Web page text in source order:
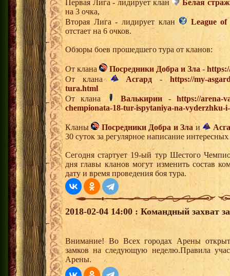
Первая Лига - лидирует клан
Белая
на 3 очка,
Вторая Лига - лидирует клан
League of
отстает на 6 очков.
Обзоры боев прошедшего тура от кланов:
От клана Посредники Добра и Зла -
От клана
Асгард -https://my-
tura.html
От клана
Валькирии -https://arena-
chempionata-18-tur-ispytaniya-na-vyderzhku-
Кланы Посредники Добра и Зла и
30 суток за регулярное написание
Сегодня стартует 19-ый тур Шестого
дня главы кланов могут изменить состав
дату и время проведения боя тура.
2018-02-04 14:00 : Командный захват
Внимание! Во Всех городах Арены
замков на следующую неделю.Правила
Арены.